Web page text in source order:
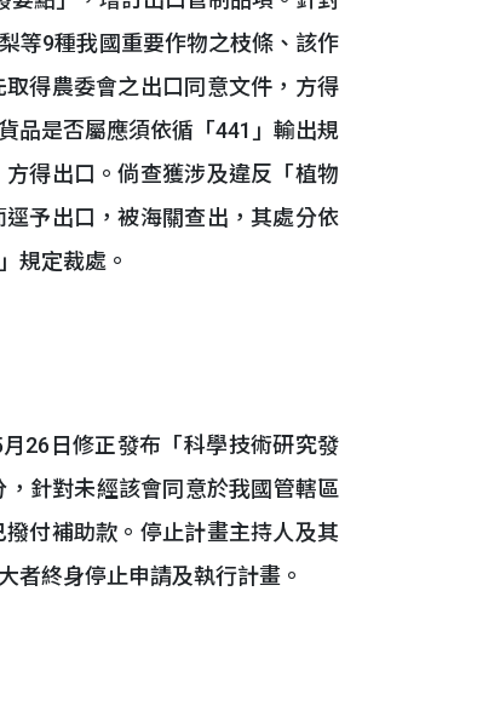
等9種我國重要作物之枝條、該作
得農委會之出口同意文件，方得
品是否屬應須依循「441」輸出規
得出口。倘查獲涉及違反「植物
予出口，被海關查出，其處分依
規定裁處。
26日修正發布「科學技術研究發
針對未經該會同意於我國管轄區
付補助款。停止計畫主持人及其
者終身停止申請及執行計畫。